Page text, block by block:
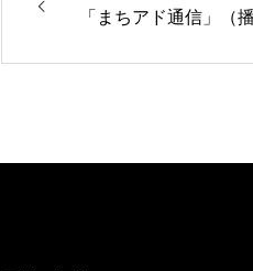
「まちアド通信」（